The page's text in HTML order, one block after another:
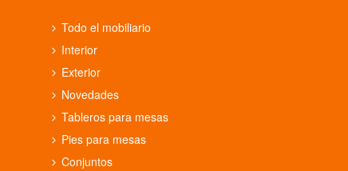
Todo el mobiliario
Interior
Exterior
Novedades
Tableros para mesas
Pies para mesas
Conjuntos